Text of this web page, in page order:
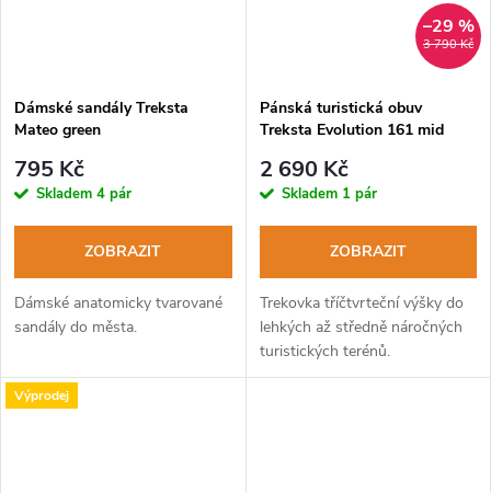
Dámské sandály Treksta
Mateo green
795 Kč
Skladem 4 pár
ZOBRAZIT
Dámské anatomicky tvarované
sandály do města.
3 790 Kč
–29 %
Pánská turistická obuv
Treksta Evolution 161 mid
2 690 Kč
Skladem 1 pár
ZOBRAZIT
Trekovka tříčtvrteční výšky do
lehkých až středně náročných
turistických terénů.
Výprodej